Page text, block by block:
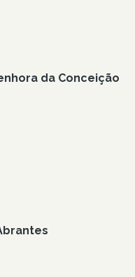
da Conceição